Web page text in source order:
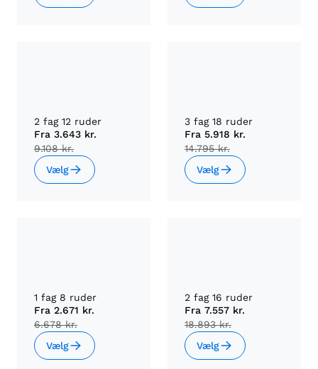
2 fag 12 ruder
Fra 3.643 kr.
9.108 kr.
Vælg
3 fag 18 ruder
Fra 5.918 kr.
14.795 kr.
Vælg
1 fag 8 ruder
Fra 2.671 kr.
6.678 kr.
Vælg
2 fag 16 ruder
Fra 7.557 kr.
18.893 kr.
Vælg